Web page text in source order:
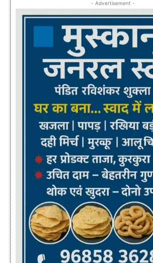
- Advertisement -